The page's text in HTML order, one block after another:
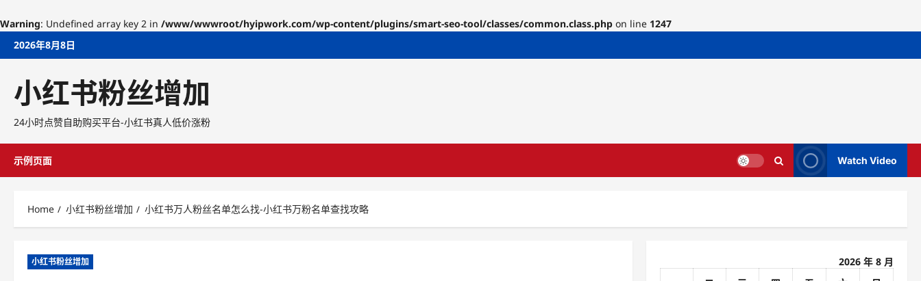
Warning: Undefined array key 2 in /www/wwwroot/hyipwork.com/wp-content/plugins/smart-seo-tool/classes/common.class.php on line 1247
Skip2026年8月8日
小红书粉丝增加
24小时点赞自助购买平台-小红书真人低价涨粉
示例页面 Watch Video
Home 小红书粉丝增加 小红书万人粉丝名单怎么找-小红书万粉名单查找攻略
小红书粉丝增加
2026 年 8 月